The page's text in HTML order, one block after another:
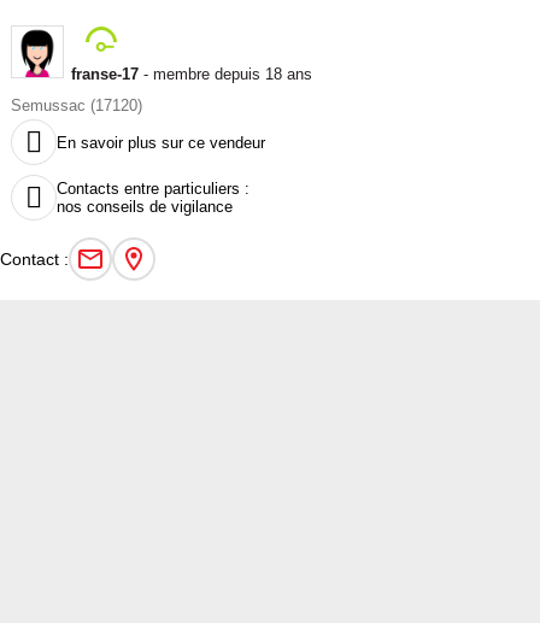
franse-17- membre depuis 18 ans
Semussac (17120)
 En savoir plus sur ce vendeur

Contacts entre particuliers :
nos conseils de vigilance
Contact :